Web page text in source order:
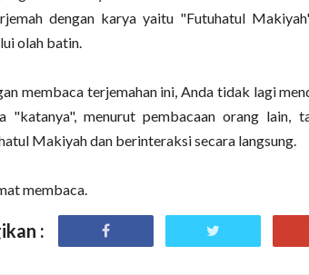
dengan karya yaitu "Futuhatul
olah batin.
membaca terjemahan ini, Anda tidak lagi
"katanya", menurut pembacaan orang lain,
Makiyah dan berinteraksi secara langsung.
membaca.
: